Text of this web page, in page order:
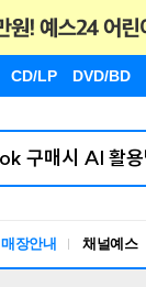
CD/LP DVD/BD
매장안내 채널예스